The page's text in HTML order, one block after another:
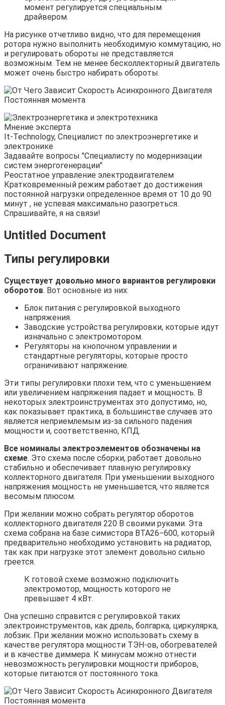
момент регулируется специальным
драйвером.
На рисунке отчетливо видно, что для перемещения
ротора нужно выполнить необходимую коммутацию, но
и регулировать обороты не представляется
возможным. Тем не менее бесколлекторный двигатель
может очень быстро набирать обороты.
Мнение эксперта
It-Technology, Cпециалист по электроэнергетике и
электронике
Задавайте вопросы "Специалисту по модернизации
систем энергогенерации"
Реостатное управление электродвигателем
Кратковременный режим работает до достижения
постоянной нагрузки определенное время от 10 до 90
минут , не успевая максимально разогреться.
Спрашивайте, я на связи!
Untitled Document
Типы регулировки
Существует довольно много вариантов регулировки
оборотов. Вот основные из них:
Блок питания с регулировкой выходного
напряжения.
Заводские устройства регулировки, которые идут
изначально с электромотором.
Регуляторы на кнопочном управлении и
стандартные регуляторы, которые просто
ограничивают напряжение.
Эти типы регулировки плохи тем, что с уменьшением
или увеличением напряжения падает и мощность. В
некоторых электроинструментах это допустимо, но,
как показывает практика, в большинстве случаев это
является неприемлемым из-за сильного падения
мощности и, соответственно, КПД.
Все номиналы электроэлементов обозначены на
схеме. Это схема после сборки, работает довольно
стабильно и обеспечивает плавную регулировку
коллекторного двигателя. При уменьшении выходного
напряжения мощность не уменьшается, что является
весомым плюсом.
При желании можно собрать регулятор оборотов
коллекторного двигателя 220 В своими руками. Эта
схема собрана на базе симистора ВТА26−600, который
предварительно необходимо установить на радиатор,
так как при нагрузке этот элемент довольно сильно
греется.
К готовой схеме возможно подключить
электромотор, мощность которого не
превышает 4 кВт.
Она успешно справится с регулировкой таких
электроинструментов, как дрель, болгарка, циркулярка,
лобзик. При желании можно использовать схему в
качестве регулятора мощности ТЭН-ов, обогревателей
и в качестве диммера. К минусам можно отнести
невозможность регулировки мощности приборов,
которые питаются от постоянного тока.